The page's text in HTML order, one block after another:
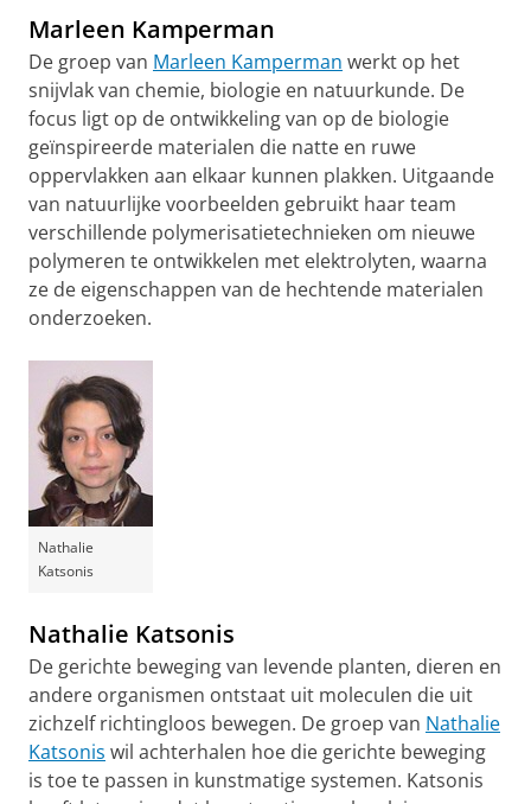
Marleen Kamperman
De groep van Marleen Kamperman werkt op het
snijvlak van chemie, biologie en natuurkunde. De
focus ligt op de ontwikkeling van op de biologie
geïnspireerde materialen die natte en ruwe
oppervlakken aan elkaar kunnen plakken. Uitgaande
van natuurlijke voorbeelden gebruikt haar team
verschillende polymerisatietechnieken om nieuwe
polymeren te ontwikkelen met elektrolyten, waarna
ze de eigenschappen van de hechtende materialen
onderzoeken.
Nathalie
Katsonis
Nathalie Katsonis
De gerichte beweging van levende planten, dieren en
andere organismen ontstaat uit moleculen die uit
zichzelf richtingloos bewegen. De groep van Nathalie
Katsonis wil achterhalen hoe die gerichte beweging
is toe te passen in kunstmatige systemen. Katsonis